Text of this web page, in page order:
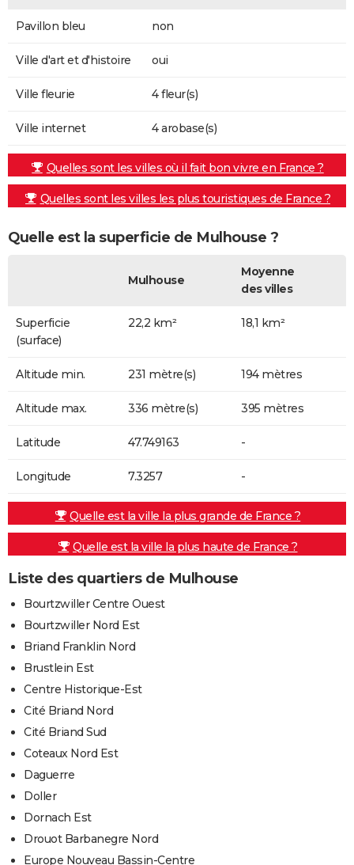
Pavillon bleu non
Ville d'art et d'histoire oui
Ville fleurie 4 fleur(s)
Ville internet 4 arobase(s)
Quelles sont les villes où il fait bon vivre en France ?
Quelles sont les villes les plus touristiques de France ?
Quelle est la superficie de Mulhouse ?
Mulhouse
Moyenne
des villes
Superficie
(surface)
22,2 km² 18,1 km²
Altitude min. 231 mètre(s) 194 mètres
Altitude max. 336 mètre(s) 395 mètres
Latitude 47.749163 -
Longitude 7.3257 -
Quelle est la ville la plus grande de France ?
Quelle est la ville la plus haute de France ?
Liste des quartiers de Mulhouse
Bourtzwiller Centre Ouest
Bourtzwiller Nord Est
Briand Franklin Nord
Brustlein Est
Centre Historique-Est
Cité Briand Nord
Cité Briand Sud
Coteaux Nord Est
Daguerre
Doller
Dornach Est
Drouot Barbanegre Nord
Europe Nouveau Bassin-Centre